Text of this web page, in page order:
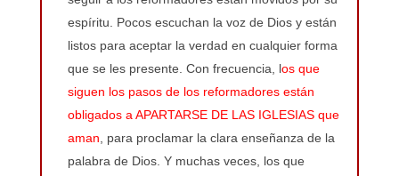
espíritu. Pocos escuchan la voz de Dios y están
listos para aceptar la verdad en cualquier forma
que se les presente. Con frecuencia, los que
siguen los pasos de los reformadores están
obligados a APARTARSE DE LAS IGLESIAS que
aman, para proclamar la clara enseñanza de la
palabra de Dios. Y muchas veces, los que